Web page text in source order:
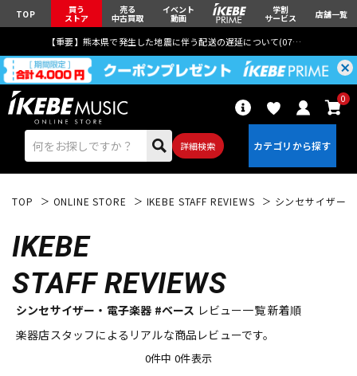
TOP 買う
ストア
売る
中古買取
イベント
動画
学割
サービス 店舗一覧
【重要】熊本県で発生した地震に伴う配送の遅延について(07月29日
詳細検索
0
エレキギター
ベース ウクレレ
TOP ONLINE STORE IKEBE STAFF REVIEWS シンセサイザー
IKEBE
STAFF REVIEWS
シンセサイザー・電子楽器 #ベース レビュー一覧 新着順
楽器店スタッフによるリアルな商品レビューです。
0件中 0件表示